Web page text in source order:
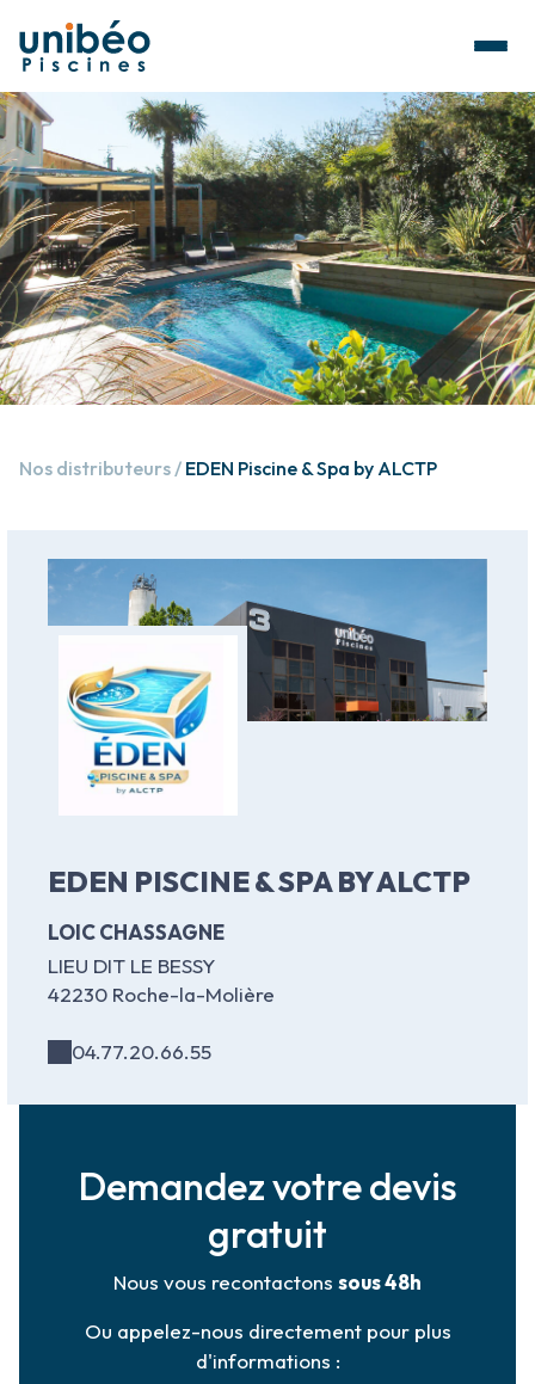
Nos distributeurs EDEN Piscine & Spa by ALCTP
EDEN PISCINE & SPA BY ALCTP
LOIC CHASSAGNE
LIEU DIT LE BESSY
42230 Roche-la-Molière
04.77.20.66.55
Demandez votre devis
gratuit
Nous vous recontactons sous 48h
Ou appelez-nous directement pour plus
d'informations :